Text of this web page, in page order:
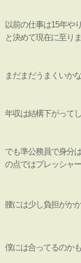
以前の仕事は15年や
と決めて現在に至り
まだまだうまくいか
年収は結構下がって
でも準公務員で身分
の点ではプレッシャ
腰には少し負担がか
僕には合ってるのか